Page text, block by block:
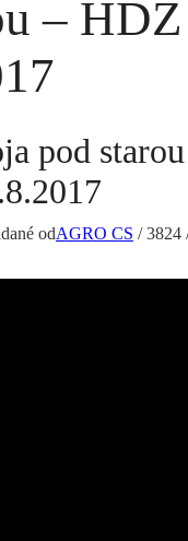
– HDZ
pod
odAGRO CS / 3824